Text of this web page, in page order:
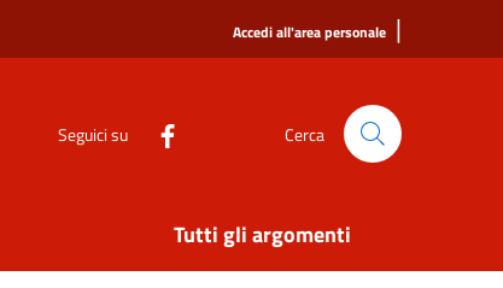
Accedi all'area personale |
Seguici su Cerca
Tutti gli argomenti